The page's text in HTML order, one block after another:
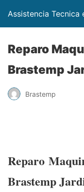
Assistencia Tecnica
Reparo
Brastemp
Brastemp
Reparo
Brastemp